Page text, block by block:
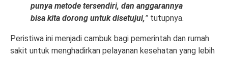
punya metode tersendiri, dan anggarannya
bisa kita dorong untuk disetujui,” tutupnya.
Peristiwa ini menjadi cambuk bagi pemerintah dan rumah
sakit untuk menghadirkan pelayanan kesehatan yang lebih